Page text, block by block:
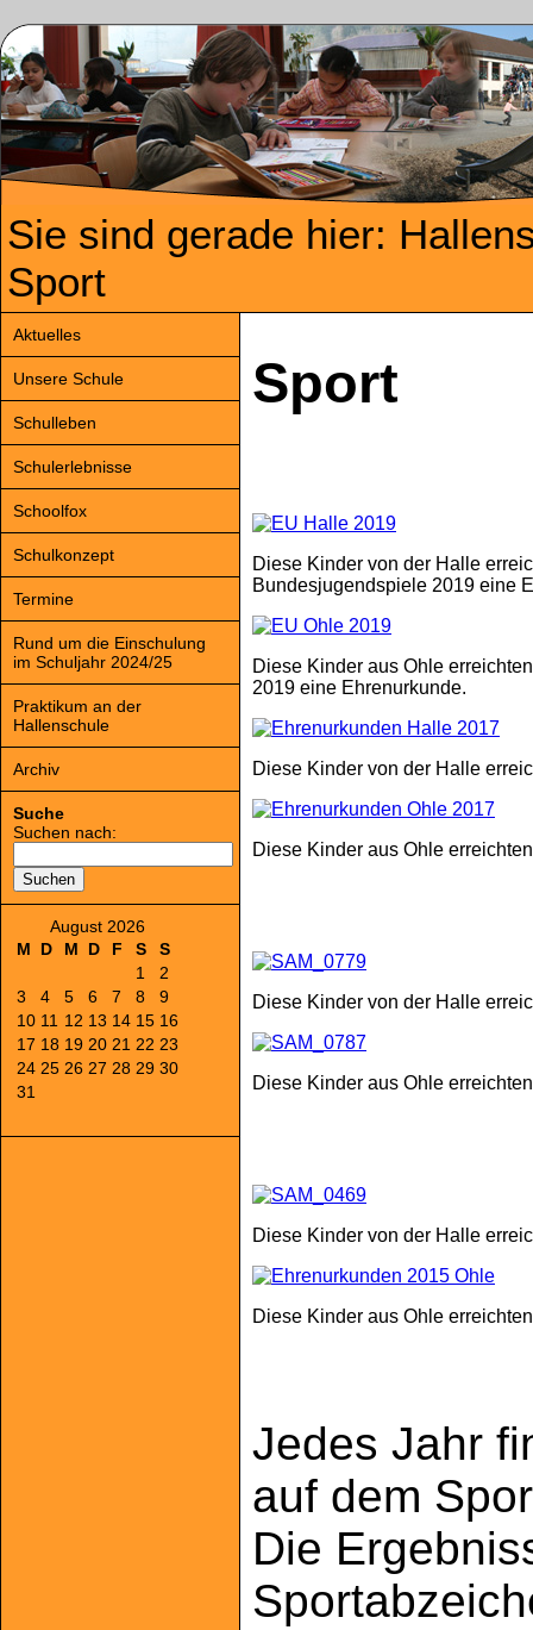
Sie sind gerade hier:
Sport
Aktuelles
Unsere Schule
Schulleben
Schulerlebnisse
Schoolfox
Schulkonzept
Termine
Rund um die Einschulung
im Schuljahr 2024/25
Praktikum an der
Hallenschule
Archiv
Suche
Suchen nach:
August 2026
M
D M D F S
S
1
2
3
4 5 6 7 8
9
10 11 12 13 14 15 16
17 18 19 20 21 22 23
24 25 26 27 28 29 30
31
Sport
Diese Kinder von der Halle
Bundesjugendspiele 2019 eine
Diese Kinder aus Ohle
2019 eine Ehrenurkunde.
Diese Kinder von der Halle
Diese Kinder aus Ohle
Diese Kinder von der Halle
Diese Kinder aus Ohle
Diese Kinder von der Halle
Diese Kinder aus Ohle
Jedes Jahr
auf dem
Die